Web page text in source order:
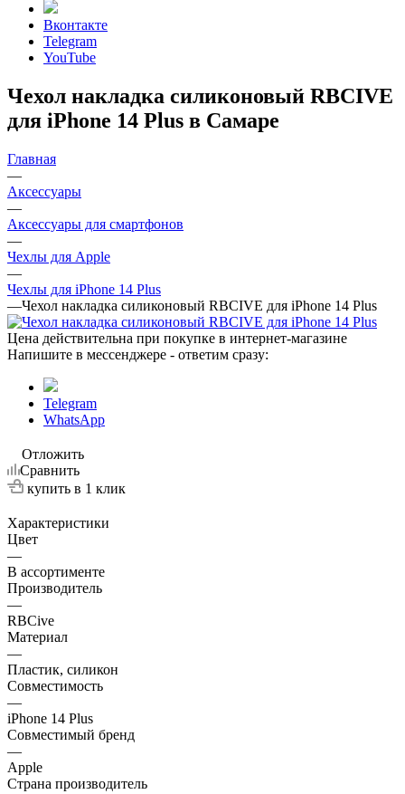
Вконтакте
Telegram
YouTube
Чехол накладка силиконовый RBCIVE
для iPhone 14 Plus в Самаре
Главная
—
Аксессуары
—
Аксессуары для смартфонов
—
Чехлы для Apple
—
Чехлы для iPhone 14 Plus
—Чехол накладка силиконовый RBCIVE для iPhone 14 Plus
Цена действительна при покупке в интернет-магазине
Напишите в мессенджере - ответим сразу:
Telegram
WhatsApp
Отложить
Сравнить
купить в 1 клик
Характеристики
Цвет
—
В ассортименте
Производитель
—
RBCive
Материал
—
Пластик, силикон
Совместимость
—
iPhone 14 Plus
Совместимый бренд
—
Apple
Страна производитель